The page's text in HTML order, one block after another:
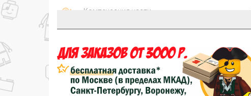
Компенсация части
...на следующий заказ
Золотая скидка
персональная
10%